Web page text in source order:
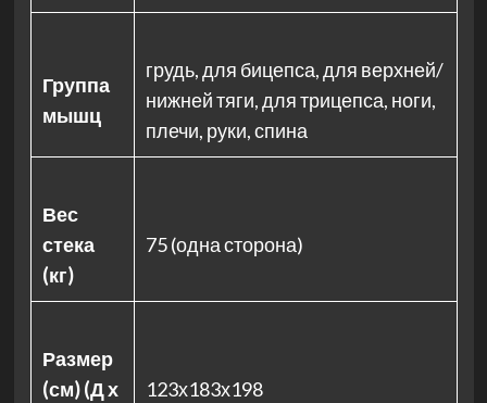
Группа
мышц
грудь, для бицепса, для верхней/
нижней тяги, для трицепса, ноги,
плечи, руки, спина
Вес
стека
(кг)
75 (одна сторона)
Размер
(см) (Д х
123х183х198